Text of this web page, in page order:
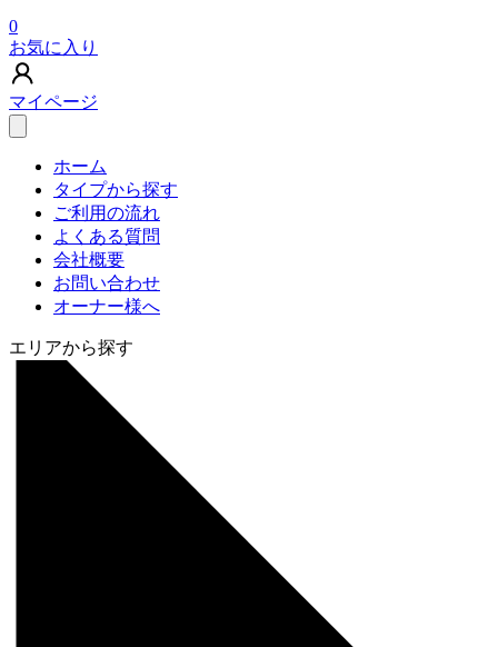
0
お気に入り
マイページ
ホーム
タイプから探す
ご利用の流れ
よくある質問
会社概要
お問い合わせ
オーナー様へ
エリアから探す